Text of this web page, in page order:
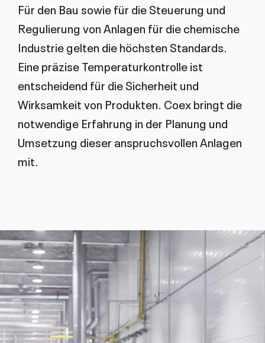
Für den Bau sowie für die Steuerung und
Regulierung von Anlagen für die chemische
Industrie gelten die höchsten Standards.
Eine präzise Temperaturkontrolle ist
entscheidend für die Sicherheit und
Wirksamkeit von Produkten. Coex bringt die
notwendige Erfahrung in der Planung und
Umsetzung dieser anspruchsvollen Anlagen
mit.